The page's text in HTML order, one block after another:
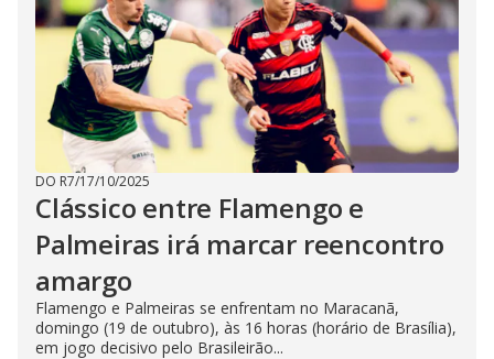
DO R7/17/10/2025
Clássico entre Flamengo e
Palmeiras irá marcar reencontro
amargo
Flamengo e Palmeiras se enfrentam no Maracanã,
domingo (19 de outubro), às 16 horas (horário de Brasília),
em jogo decisivo pelo Brasileirão...